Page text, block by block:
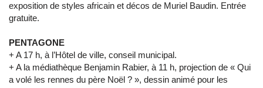
exposition de styles africain et décos de Muriel Baudin. Entrée
gratuite.
PENTAGONE
+ A 17 h, à l’Hôtel de ville, conseil municipal.
+ A la médiathèque Benjamin Rabier, à 11 h, projection de « Qui
a volé les rennes du père Noël ? », dessin animé pour les